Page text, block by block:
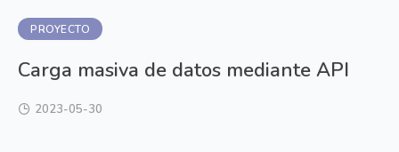
PROYECTO
Carga masiva de datos mediante API
2023-05-30